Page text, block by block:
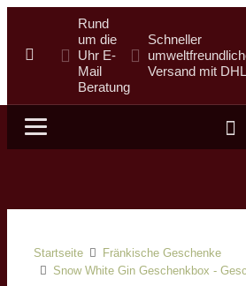
Rund
um die
Uhr E-
Mail
Beratung
Schneller
Versand mit DHL
Startseite
Fränkische Geschenke
Snow White Gin Geschenkbox -